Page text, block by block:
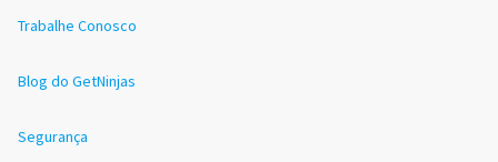
Trabalhe Conosco
Blog do GetNinjas
Segurança